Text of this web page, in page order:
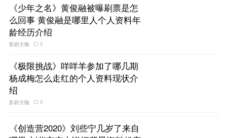
《少年之名》黄俊融被曝刷票是怎
么回事 黄俊融是哪里人个人资料年
龄经历介绍
影剧大咖 2
《极限挑战》咩咩羊参加了哪几期
杨成梅怎么走红的个人资料现状介
绍
影剧大咖 6
《创造营2020》刘些宁几岁了来自